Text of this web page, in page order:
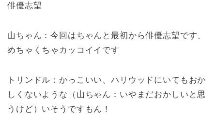
俳優志望
山ちゃん：今回はちゃんと最初から俳優志望です、
めちゃくちゃカッコイイです
トリンドル：かっこいい、ハリウッドにいてもおか
しくないような（山ちゃん：いやまだおかしいと思
うけど）いそうですもん！